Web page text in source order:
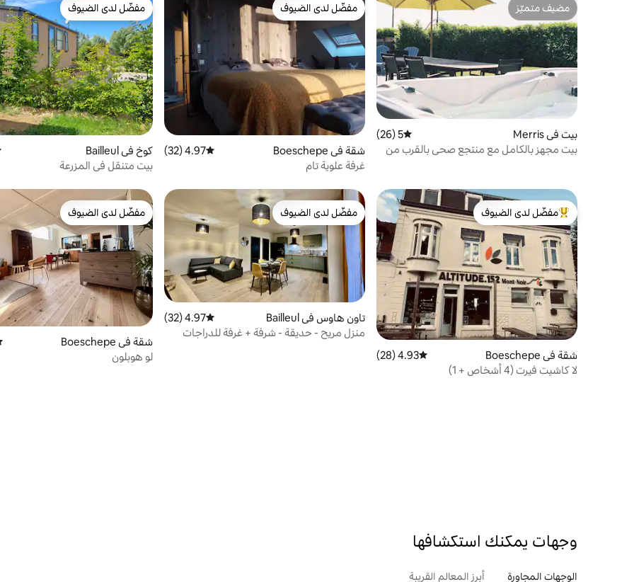
مضيف متميّز
مضيف متميّز
بيت في Merris متوسط التقييم 5 من 5، 26 مراجعات
5 (26)
بيت مجهز بالكامل مع منتجع صحي بالقرب من
مفضّل لدى الضيوف
مفضّل لدى الضيوف
شقة في Boeschepe متوسط التقييم 4.97 من 5، 32 مراجعات
4.97 (32)
غرفة علوية تام
مفضّل لدى الضيوف
مفضّل لدى الضيوف
كوخ في Bailleul
بيت متنقل في المزرعة
من أبرز البيوت المفضّلة لدى الضيوف
مفضّل لدى الضيوف
شقة في Boeschepe متوسط التقييم 4.93 من 5، 28 مراجعات
4.93 (28)
لا كاشيت فيرت (4 أشخاص + 1)
مفضّل لدى الضيوف
مفضّل لدى الضيوف
تاون هاوس في Bailleul متوسط التقييم 4.97 من 5، 32 مراجعات
4.97 (32)
منزل مريح - حديقة - شرفة + غرفة للدراجات
مفضّل لدى الضيوف
مفضّل لدى الضيوف
شقة في Boeschepe
لو هوبلون
وجهات يمكنك استكشافها
الوجهات المجاورة أبرز المعالم القريبة